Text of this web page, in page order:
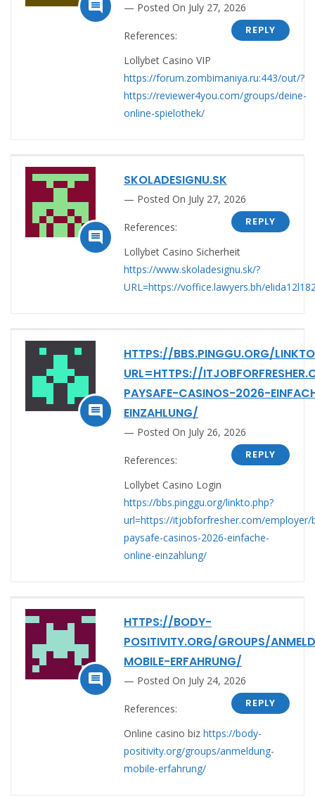

Posted On July 27, 2026
REPLY
References:
Lollybet Casino VIP
https://forum.zombimaniya.ru:443/out/?
https://reviewer4you.com/groups/deine-
online-spielothek/

SKOLADESIGNU.SK
Posted On July 27, 2026
REPLY
References:
Lollybet Casino Sicherheit
https://www.skoladesignu.sk/?
URL=https://voffice.lawyers.bh/

HTTPS://BBS.PINGGU.ORG/
URL=HTTPS://
PAYSAFE-CASINOS-2026-
EINZAHLUNG/
Posted On July 26, 2026
REPLY
References:
Lollybet Casino Login
https://bbs.pinggu.org/linkto.php?
url=https://itjobforfresher.com/employer/
paysafe-casinos-2026-einfache-
online-einzahlung/

HTTPS://BODY-
POSITIVITY.ORG/GROUPS/
MOBILE-ERFAHRUNG/
Posted On July 24, 2026
REPLY
References:
Online casino biz https://body-
positivity.org/groups/anmeldung-
mobile-erfahrung/